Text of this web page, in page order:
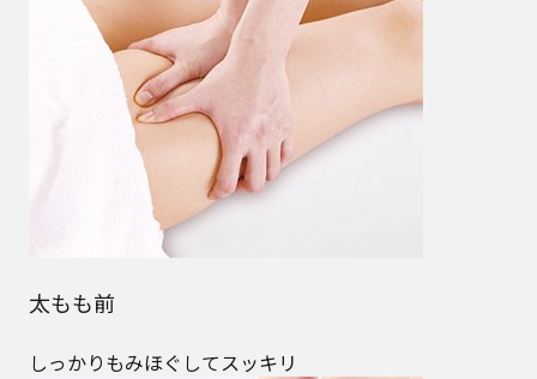
太もも前
しっかりもみほぐしてスッキリ